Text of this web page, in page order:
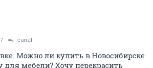
canali
Можно ли купить в Новосибирске
для мебели? Хочу перекрасить